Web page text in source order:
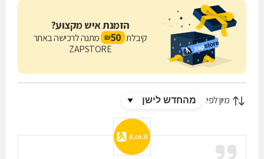
הזמנת איש מקצוע?
קיבלת 50
₪ מתנה לרכישה באתר
ZAPSTORE
מיון לפי: